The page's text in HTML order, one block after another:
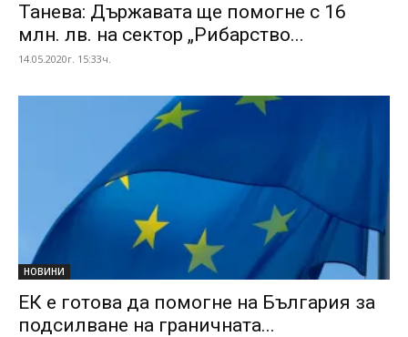
Танева: Държавата ще помогне с 16
млн. лв. на сектор „Рибарство...
14.05.2020г. 15:33ч.
НОВИНИ
ЕК е готова да помогне на България за
подсилване на граничната...